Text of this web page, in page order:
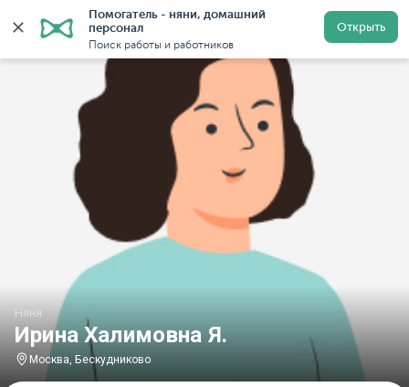
Помогатель - няни, домашний
персонал
Поиск работы и работников
Открыть
Главная Няни Няни в Москве Няни в
Ирина Халимовна Я.
Няня
Москва, Бескудниково